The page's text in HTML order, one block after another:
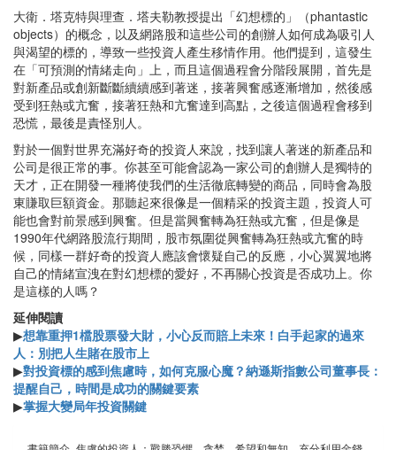
大衛．塔克特與理查．塔夫勒教授提出「幻想標的」（phantastic
objects）的概念，以及網路股和這些公司的創辦人如何成為吸引人
與渴望的標的，導致一些投資人產生移情作用。他們提到，這發生
在「可預測的情緒走向」上，而且這個過程會分階段展開，首先是
對新產品或創新斷斷續續感到著迷，接著興奮感逐漸增加，然後感
受到狂熱或亢奮，接著狂熱和亢奮達到高點，之後這個過程會移到
恐慌，最後是責怪別人。
對於一個對世界充滿好奇的投資人來說，找到讓人著迷的新產品和
公司是很正常的事。你甚至可能會認為一家公司的創辦人是獨特的
天才，正在開發一種將使我們的生活徹底轉變的商品，同時會為股
東賺取巨額資金。那聽起來很像是一個精采的投資主題，投資人可
能也會對前景感到興奮。但是當興奮轉為狂熱或亢奮，但是像是
1990年代網路股流行期間，股市氛圍從興奮轉為狂熱或亢奮的時
候，同樣一群好奇的投資人應該會懷疑自己的反應，小心翼翼地將
自己的情緒宣洩在對幻想標的愛好，不再關心投資是否成功上。你
是這樣的人嗎？
延伸閱讀
▶想靠重押1檔股票發大財，小心反而賠上未來！白手起家的過來
人：別把人生賭在股市上
▶對投資標的感到焦慮時，如何克服心魔？納遜斯指數公司董事長：
提醒自己，時間是成功的關鍵要素
▶掌握大變局年投資關鍵